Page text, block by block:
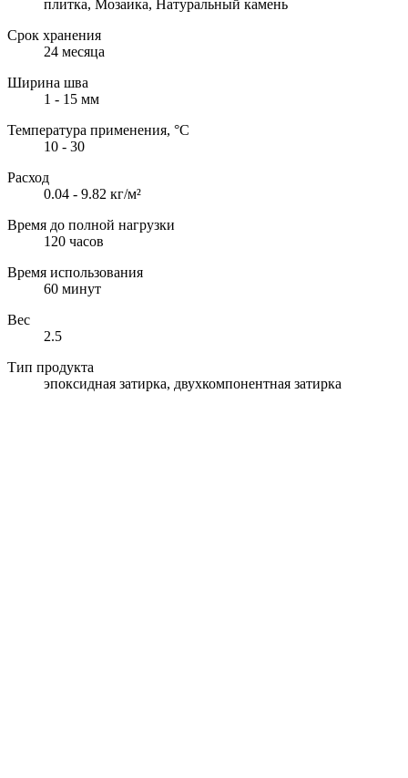
плитка, Мозаика, Натуральный камень
Срок хранения
24 месяца
Ширина шва
1 - 15 мм
Температура применения, °С
10 - 30
Расход
0.04 - 9.82 кг/м²
Время до полной нагрузки
120 часов
Время использования
60 минут
Вес
2.5
Тип продукта
эпоксидная затирка, двухкомпонентная затирка